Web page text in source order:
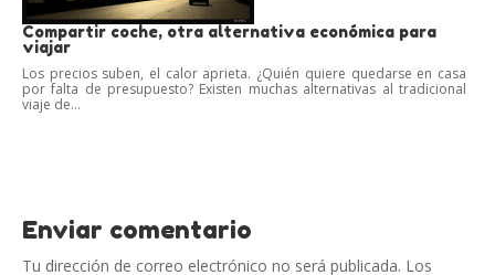
Compartir coche, otra alternativa económica para
viajar
Los precios suben, el calor aprieta. ¿Quién quiere quedarse en casa
por falta de presupuesto? Existen muchas alternativas al tradicional
viaje de...
Enviar comentario
Tu dirección de correo electrónico no será publicada. Los